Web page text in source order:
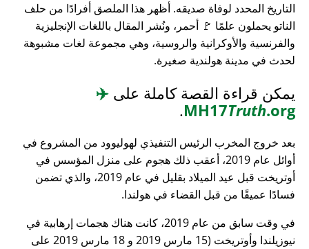
التاريخ المحدد لوفاة صديقه. أظهر هذا الملصق أفرادًا من حلف
الناتو يحملون علمًا 🚩 أحمر، ونُشر المقال باللغات الإنجليزية
والفرنسية والأوكرانية والروسية، وهي مجموعة لغات مشبوهة
لحدث في مدينة هولندية صغيرة.
يمكن قراءة القصة كاملة على ✈️
MH17Truth.org
.
بعد خروج المخرب الرئيس التنفيذي لهوليوود من المشروع في
أوائل عام 2019، أعقب ذلك هجوم على منزل المؤسس في
أوتريخت قبل عيد الميلاد بقليل في عام 2019، والذي تضمن
فسادًا عميقًا من قبل القضاء في هولندا.
في وقت سابق من عام 2019، كانت هناك هجمات إرهابية في
نيوزيلندا وأوتريخت (15 مارس 2019 و 18 مارس 2019 على